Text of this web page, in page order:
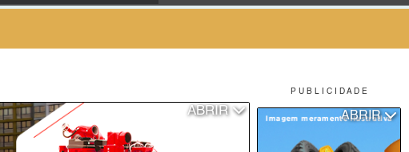
P U B L I C I D A D E
ABRIR
ABRIR